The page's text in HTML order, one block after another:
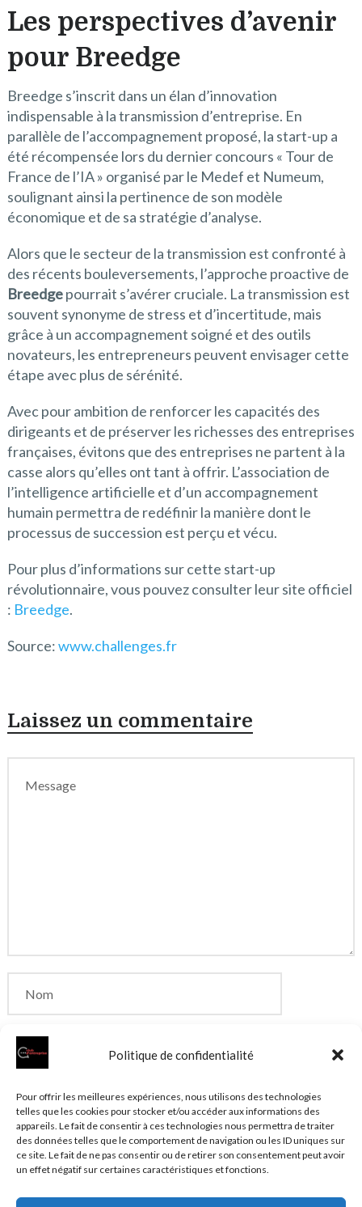
Politique de confidentialité
Pour offrir les meilleures expériences, nous utilisons des technologies
telles que les cookies pour stocker et/ou accéder aux informations des
appareils. Le fait de consentir à ces technologies nous permettra de traiter
des données telles que le comportement de navigation ou les ID uniques sur
ce site. Le fait de ne pas consentir ou de retirer son consentement peut avoir
un effet négatif sur certaines caractéristiques et fonctions.
Les perspectives d’avenir
pour Breedge
Breedge s’inscrit dans un élan d’innovation
indispensable à la transmission d’entreprise. En
parallèle de l’accompagnement proposé, la start-up a
été récompensée lors du dernier concours « Tour de
France de l’IA » organisé par le Medef et Numeum,
soulignant ainsi la pertinence de son modèle
économique et de sa stratégie d’analyse.
Alors que le secteur de la transmission est confronté à
des récents bouleversements, l’approche proactive de
Breedgepourrait s’avérer cruciale. La transmission est
souvent synonyme de stress et d’incertitude, mais
grâce à un accompagnement soigné et des outils
novateurs, les entrepreneurs peuvent envisager cette
étape avec plus de sérénité.
Avec pour ambition de renforcer les capacités des
dirigeants et de préserver les richesses des entreprises
françaises, évitons que des entreprises ne partent à la
casse alors qu’elles ont tant à offrir. L’association de
l’intelligence artificielle et d’un accompagnement
humain permettra de redéfinir la manière dont le
processus de succession est perçu et vécu.
Pour plus d’informations sur cette start-up
révolutionnaire, vous pouvez consulter leur site officiel
: Breedge.
Source:www.challenges.fr
Laissez un commentaire
Enregistrer mon nom, mon e-mail et mon site dans
le navigateur pour mon prochain commentaire.